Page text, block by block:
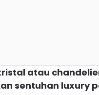
atau
sentuhan luxury